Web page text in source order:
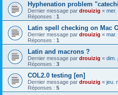
Hyphenation problem
Dernier message par drouizig « mer.
Réponses : 1
Latin spell checking on Mac
Dernier message par drouizig « mar.
Réponses : 1
Latin and macrons ?
Dernier message par drouizig « dim.
Réponses : 3
COL2.0 testing [en]
Dernier message par drouizig « jeu.
Réponses : 5